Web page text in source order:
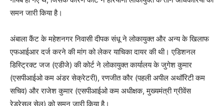
समन जारी किया है।
अंबाला कैंट के महेशनगर निवासी दीपक संधू ने लोकायुक्त और अन्य के खिलाफ
एफआईआर दर्ज करने की मांग को लेकर याचिका दायर की थी। एडिशनल
डिस्ट्रिक्ट जज (एडीजे) की कोर्ट ने लोकायुक्त कार्यालय के जुगेश कुमार
(एसपीआईओ कम अंडर सेक्रेटरी), रणजीत कौर (पहली अपील अथॉरिटी कम
सचिव) और राजेश कुमार (एसपीआईओ कम अधीक्षक, मुख्यमंत्री ग्रीवेंस
रेडरेसल सेल) को समन जारी किया है।